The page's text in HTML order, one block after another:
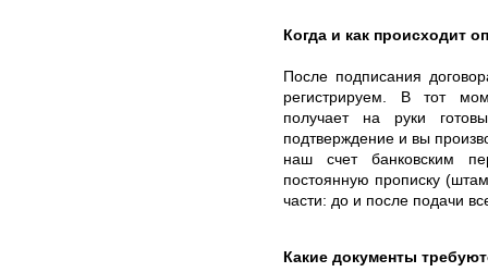
Когда и как происходит
После подписания
регистрируем. В тот
получает на руки
подтверждение и вы
наш счет банковским
постоянную прописку
части: до и после подачи
Какие документы